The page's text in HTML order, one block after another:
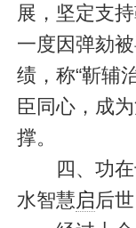
展，坚定支
一度因弹劾
绩，称“靳辅
臣同心，成
撑。
四、功在
水智慧启 后世